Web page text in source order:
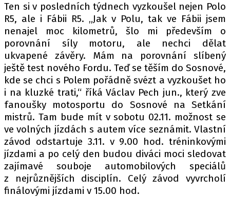
Provozovatelem serveru autoroad.cz je
INCORP MEDIA GROUP s.r.o., IČ: 118 23 054
Ten si v posledních týdnech vyzkoušel nejen Polo
R5, ale i Fábii R5. „Jak v Polu, tak ve Fábii jsem
nenajel moc kilometrů, šlo mi především o
porovnání síly motoru, ale nechci dělat
ukvapené závěry. Mám na porovnání slíbený
ještě test nového Fordu. Teď se těším do Sosnové,
kde se chci s Polem pořádně svézt a vyzkoušet ho
i na kluzké trati,“ říká Václav Pech jun., který zve
fanoušky motosportu do Sosnové na Setkání
mistrů. Tam bude mít v sobotu 02.11. možnost se
ve volných jízdách s autem více seznámit. Vlastní
závod odstartuje 3.11. v 9.00 hod. tréninkovými
jízdami a po celý den budou diváci moci sledovat
zajímavé souboje automobilových speciálů
z nejrůznějších disciplín. Celý závod vyvrcholí
finálovými jízdami v 15.00 hod.